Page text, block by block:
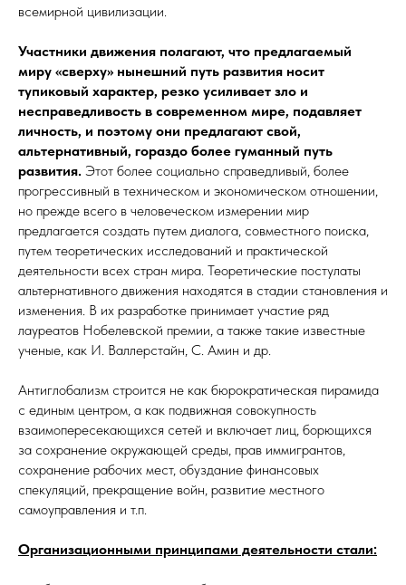
всемирной цивилизации.
Участники движения полагают, что предлагаемый
миру «сверху» нынешний путь развития носит
тупиковый характер, резко усиливает зло и
несправедливость в современном мире, подавляет
личность, и поэтому они предлагают свой,
альтернативный, гораздо более гуманный путь
развития. Этот более социально справедливый, более
прогрессивный в техническом и экономическом отношении,
но прежде всего в человеческом измерении мир
предлагается создать путем диалога, совместного поиска,
путем теоретических исследований и практической
деятельности всех стран мира. Теоретические постулаты
альтернативного движения находятся в стадии становления и
изменения. В их разработке принимает участие ряд
лауреатов Нобелевской премии, а также такие известные
ученые, как И. Валлерстайн, С. Амин и др.
Антиглобализм строится не как бюрократическая пирамида
с единым центром, а как подвижная совокупность
взаимопересекающихся сетей и включает лиц, борющихся
за сохранение окружающей среды, прав иммигрантов,
сохранение рабочих мест, обуздание финансовых
спекуляций, прекращение войн, развитие местного
самоуправления и т.п.
Организационными принципами деятельности стали: